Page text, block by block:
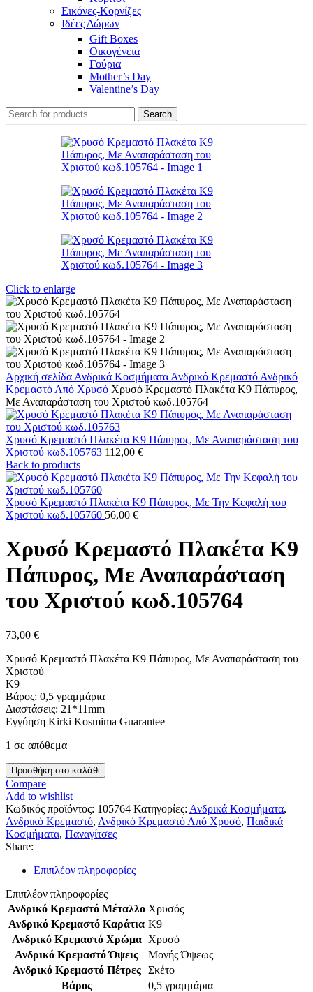
Εικόνες-Κορνίζες
Ιδέες Δώρων
Gift Boxes
Οικογένεια
Γούρια
Mother’s Day
Valentine’s Day
Search
Click to enlarge
Αρχική σελίδα Ανδρικά Κοσμήματα Ανδρικό Κρεμαστό Ανδρικό
Κρεμαστό Από Χρυσό Χρυσό Κρεμαστό Πλακέτα K9 Πάπυρος,
Με Αναπαράσταση του Χριστού κωδ.105764
Χρυσό Κρεμαστό Πλακέτα K9 Πάπυρος, Με Αναπαράσταση του
Χριστού κωδ.105763 112,00 €
Back to products
Χρυσό Κρεμαστό Πλακέτα K9 Πάπυρος, Με Την Κεφαλή του
Χριστού κωδ.105760 56,00 €
Χρυσό Κρεμαστό Πλακέτα K9
Πάπυρος, Με Αναπαράσταση
του Χριστού κωδ.105764
73,00 €
Χρυσό Κρεμαστό Πλακέτα K9 Πάπυρος, Με Αναπαράσταση του
Χριστού
Κ9
Βάρος: 0,5 γραμμάρια
Διαστάσεις: 21*11mm
Εγγύηση Kirki Kosmima Guarantee
1 σε απόθεμα
Χρυσό
Κρεμαστό
Πλακέτα
K9
Πάπυρος,
Με
Αναπαράσταση
Χριστού
ποσότητα
Προσθήκη στο καλάθι
Compare
Add to wishlist
Κωδικός προϊόντος: 105764 Κατηγορίες: Ανδρικά Κοσμήματα,
Ανδρικό Κρεμαστό, Ανδρικό Κρεμαστό Από Χρυσό, Παιδικά
Κοσμήματα, Παναγίτσες
Share:
Επιπλέον πληροφορίες
Επιπλέον πληροφορίες
Ανδρικό Κρεμαστό Μέταλλο Χρυσός
Ανδρικό Κρεμαστό Καράτια Κ9
Ανδρικό Κρεμαστό Χρώμα
Χρυσό
Ανδρικό Κρεμαστό Όψεις
Μονής Όψεως
Ανδρικό Κρεμαστό Πέτρες
Σκέτο
Βάρος
0,5 γραμμάρια